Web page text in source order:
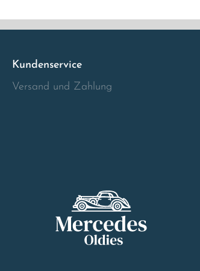
Kundenservice
Versand und Zahlung
Lithuania
Montenegro
Netherlands